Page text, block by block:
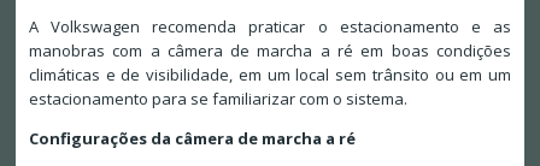
A Volkswagen recomenda praticar o estacionamento e as
manobras com a câmera de marcha a ré em boas condições
climáticas e de visibilidade, em um local sem trânsito ou em um
estacionamento para se familiarizar com o sistema.
Configurações da câmera de marcha a ré